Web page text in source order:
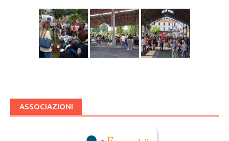
ASSOCIAZIONI